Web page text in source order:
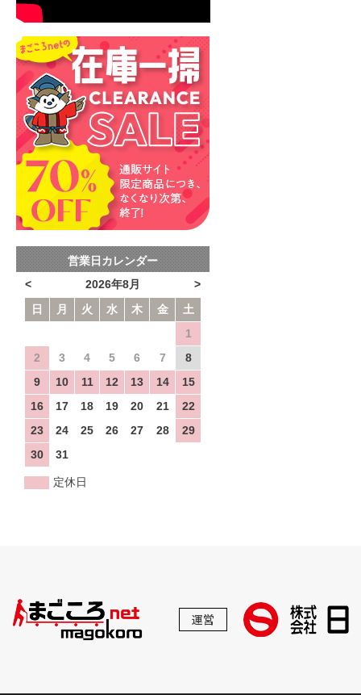
営業日カレンダー
2026年8月
<
>
日
月 火 水 木 金
土
1
2
3 4 5 6 7
8
9
10 11 12 13 14
15
16
17 18 19 20 21
22
23
24 25 26 27 28
29
30
31
定休日
運営